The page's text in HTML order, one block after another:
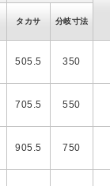
タカサ 分岐寸法
505.5 350
705.5 550
905.5 750